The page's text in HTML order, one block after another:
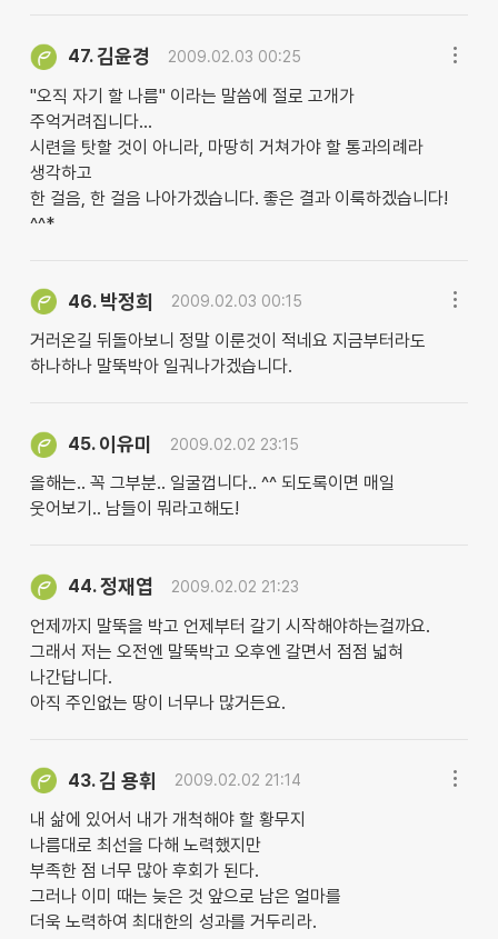
47.김윤경 2009.02.03 00:25
"오직 자기 할 나름" 이라는 말씀에 절로 고개가
주억거려집니다...
시련을 탓할 것이 아니라, 마땅히 거쳐가야 할 통과의례라
생각하고
한 걸음, 한 걸음 나아가겠습니다. 좋은 결과 이룩하겠습니다!
^^*
46. 박정희 2009.02.03 00:15
거러온길 뒤돌아보니 정말 이룬것이 적네요 지금부터라도
하나하나 말뚝박아 일궈나가겠습니다.
45. 이유미 2009.02.02 23:15
올해는.. 꼭 그부분.. 일굴껍니다.. ^^ 되도록이면 매일
웃어보기.. 남들이 뭐라고해도!
44.정재엽 2009.02.02 21:23
언제까지 말뚝을 박고 언제부터 갈기 시작해야하는걸까요.
그래서 저는 오전엔 말뚝박고 오후엔 갈면서 점점 넓혀
나간답니다.
아직 주인없는 땅이 너무나 많거든요.
43.김 용휘 2009.02.02 21:14
내 삶에 있어서 내가 개척해야 할 황무지
나름대로 최선을 다해 노력했지만
부족한 점 너무 많아 후회가 된다.
그러나 이미 때는 늦은 것 앞으로 남은 얼마를
더욱 노력하여 최대한의 성과를 거두리라.